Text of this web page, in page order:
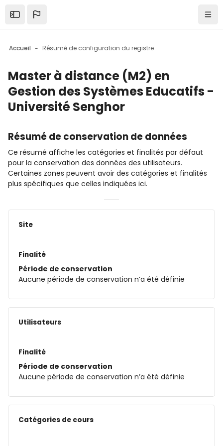
Ouvrir la barre latérale
Accueil Résumé de configuration du registre
Master à distance (M2) en
Gestion des Systèmes Educatifs -
Université Senghor
Résumé de conservation de données
Ce résumé affiche les catégories et finalités par défaut
pour la conservation des données des utilisateurs.
Certaines zones peuvent avoir des catégories et finalités
plus spécifiques que celles indiquées ici.
Site
Finalité
Période de conservation
Aucune période de conservation n’a été définie
Utilisateurs
Finalité
Période de conservation
Aucune période de conservation n’a été définie
Catégories de cours